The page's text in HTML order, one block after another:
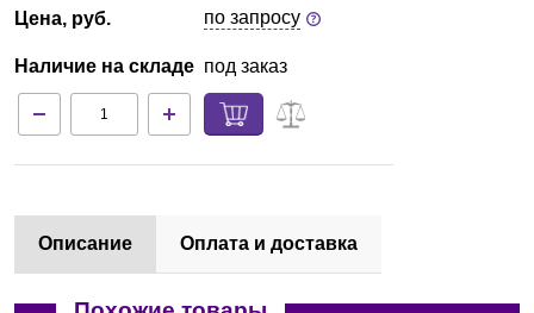
Доставка и оплата
Контакты
Цена, руб.
Наличие на складе
по запросу
под заказ
Описание Оплата и доставка